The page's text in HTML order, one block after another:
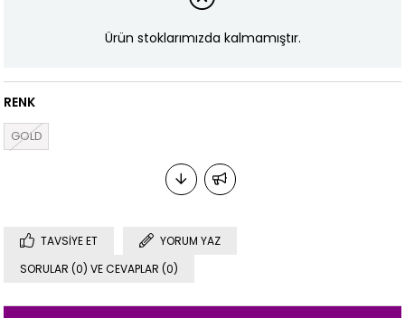
Ürün stoklarımızda kalmamıştır.
RENK
GOLD
TAVSIYE ET
YORUM YAZ
SORULAR (0) VE CEVAPLAR (0)